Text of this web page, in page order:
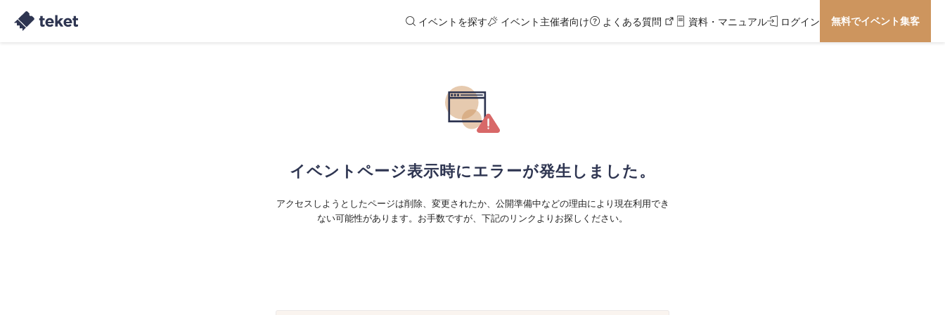
イベントを探す イベント主催者向け よくある質問 資料・マニュアル ログイン 無料でイベント集客
イベントページ表示時にエラーが発生しました。
アクセスしようとしたページは削除、変更されたか、公開準備中などの理由により現在利用でき
ない可能性があります。お手数ですが、下記のリンクよりお探しください。